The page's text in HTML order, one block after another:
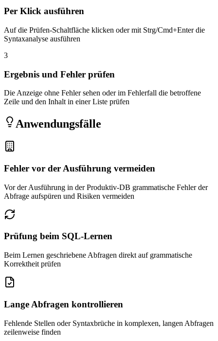
Per Klick ausführen
Auf die Prüfen-Schaltfläche klicken oder mit Strg/Cmd+Enter die
Syntaxanalyse ausführen
3
Ergebnis und Fehler prüfen
Die Anzeige ohne Fehler sehen oder im Fehlerfall die betroffene
Zeile und den Inhalt in einer Liste prüfen
Anwendungsfälle
Fehler vor der Ausführung vermeiden
Vor der Ausführung in der Produktiv-DB grammatische Fehler der
Abfrage aufspüren und Risiken vermeiden
Prüfung beim SQL-Lernen
Beim Lernen geschriebene Abfragen direkt auf grammatische
Korrektheit prüfen
Lange Abfragen kontrollieren
Fehlende Stellen oder Syntaxbrüche in komplexen, langen Abfragen
zeilenweise finden